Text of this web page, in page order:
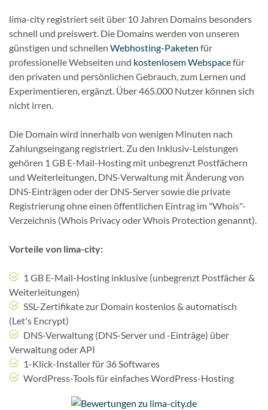
lima-city registriert seit über 10 Jahren Domains besonders
schnell und preiswert. Die Domains werden von unseren
günstigen und schnellen Webhosting-Paketen für
professionelle Webseiten und kostenlosem Webspacefür
den privaten und persönlichen Gebrauch, zum Lernen und
Experimentieren, ergänzt. Über 465.000 Nutzer können sich
nicht irren.
Die Domain wird innerhalb von wenigen Minuten nach
Zahlungseingang registriert. Zu den Inklusiv-Leistungen
gehören 1 GB E-Mail-Hosting mit unbegrenzt Postfächern
und Weiterleitungen, DNS-Verwaltung mit Änderung von
DNS-Einträgen oder der DNS-Server sowie die private
Registrierung ohne einen öffentlichen Eintrag im "Whois"-
Verzeichnis (Whois Privacy oder Whois Protection genannt).
Vorteile von lima-city:
1 GB E-Mail-Hosting inklusive (unbegrenzt Postfächer &
Weiterleitungen)
SSL-Zertifikate zur Domain kostenlos & automatisch
(Let's Encrypt)
DNS-Verwaltung (DNS-Server und -Einträge) über
Verwaltung oder API
1-Klick-Installer für 36 Softwares
WordPress-Tools für einfaches WordPress-Hosting